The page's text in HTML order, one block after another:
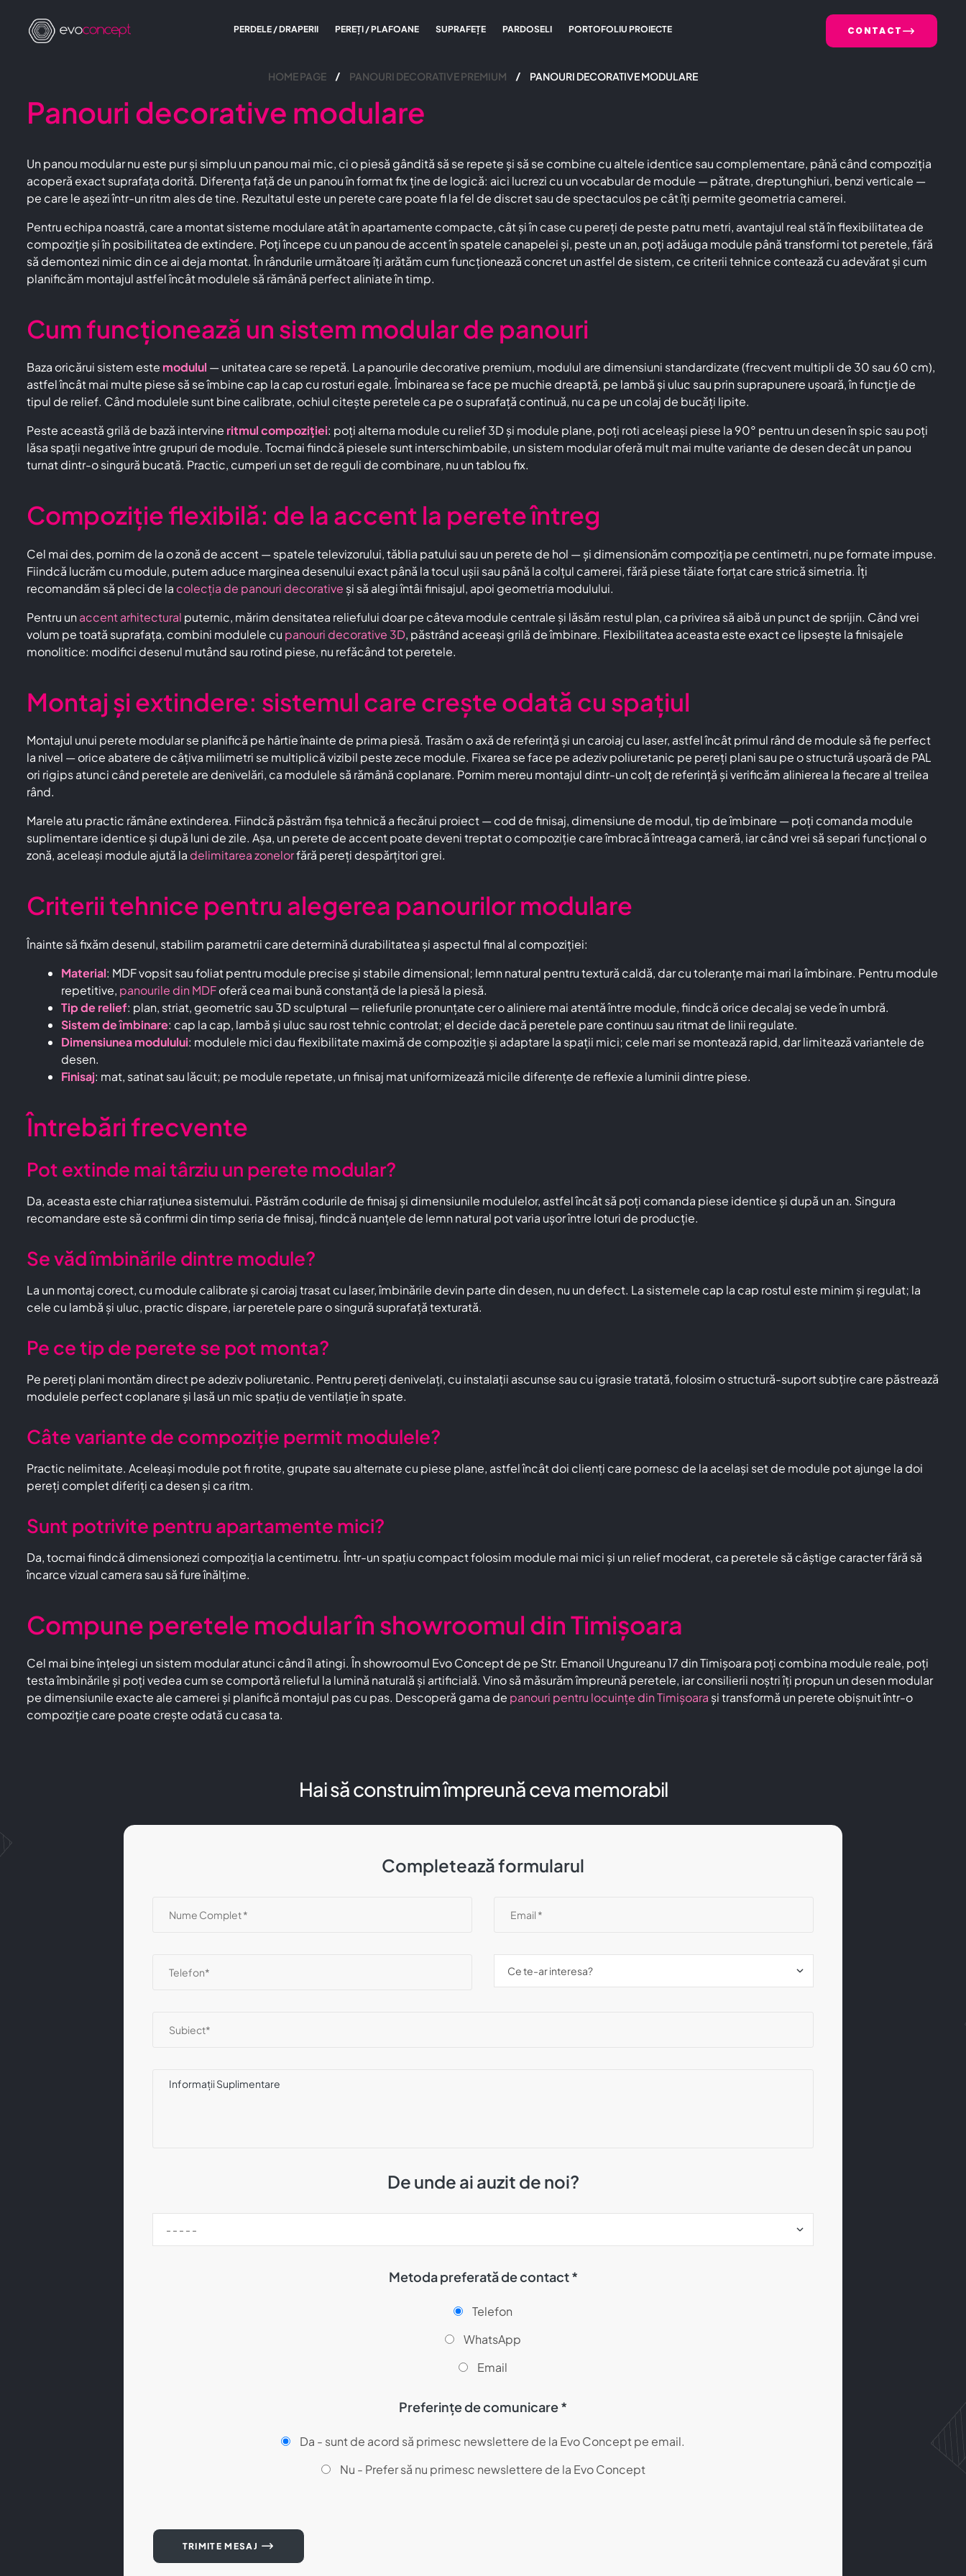
PERDELE / DRAPERII PEREȚI / PLAFOANE SUPRAFEȚE PARDOSELI PORTOFOLIU PROIECTE CONTACT
HOME PAGE PANOURI DECORATIVE PREMIUM PANOURI DECORATIVE MODULARE
Panouri decorative modulare
Un panou modular nu este pur și simplu un panou mai mic, ci o piesă gândită să se repete și să se combine cu altele identice sau complementare, până când compoziția
acoperă exact suprafața dorită. Diferența față de un panou în format fix ține de logică: aici lucrezi cu un vocabular de module — pătrate, dreptunghiuri, benzi verticale —
pe care le așezi într-un ritm ales de tine. Rezultatul este un perete care poate fi la fel de discret sau de spectaculos pe cât îți permite geometria camerei.
Pentru echipa noastră, care a montat sisteme modulare atât în apartamente compacte, cât și în case cu pereți de peste patru metri, avantajul real stă în flexibilitatea de
compoziție și în posibilitatea de extindere. Poți începe cu un panou de accent în spatele canapelei și, peste un an, poți adăuga module până transformi tot peretele, fără
să demontezi nimic din ce ai deja montat. În rândurile următoare îți arătăm cum funcționează concret un astfel de sistem, ce criterii tehnice contează cu adevărat și cum
planificăm montajul astfel încât modulele să rămână perfect aliniate în timp.
Cum funcționează un sistem modular de panouri
Baza oricărui sistem este modulul — unitatea care se repetă. La panourile decorative premium, modulul are dimensiuni standardizate (frecvent multipli de 30 sau 60 cm),
astfel încât mai multe piese să se îmbine cap la cap cu rosturi egale. Îmbinarea se face pe muchie dreaptă, pe lambă și uluc sau prin suprapunere ușoară, în funcție de
tipul de relief. Când modulele sunt bine calibrate, ochiul citește peretele ca pe o suprafață continuă, nu ca pe un colaj de bucăți lipite.
Peste această grilă de bază intervine ritmul compoziției: poți alterna module cu relief 3D și module plane, poți roti aceleași piese la 90° pentru un desen în spic sau poți
lăsa spații negative între grupuri de module. Tocmai fiindcă piesele sunt interschimbabile, un sistem modular oferă mult mai multe variante de desen decât un panou
turnat dintr-o singură bucată. Practic, cumperi un set de reguli de combinare, nu un tablou fix.
Compoziție flexibilă: de la accent la perete întreg
Cel mai des, pornim de la o zonă de accent — spatele televizorului, tăblia patului sau un perete de hol — și dimensionăm compoziția pe centimetri, nu pe formate impuse.
Fiindcă lucrăm cu module, putem aduce marginea desenului exact până la tocul ușii sau până la colțul camerei, fără piese tăiate forțat care strică simetria. Îți
recomandăm să pleci de la colecția de panouri decorative și să alegi întâi finisajul, apoi geometria modulului.
Pentru unaccent arhitectural puternic, mărim densitatea reliefului doar pe câteva module centrale și lăsăm restul plan, ca privirea să aibă un punct de sprijin. Când vrei
volum pe toată suprafața, combini modulele cu panouri decorative 3D, păstrând aceeași grilă de îmbinare. Flexibilitatea aceasta este exact ce lipsește la finisajele
monolitice: modifici desenul mutând sau rotind piese, nu refăcând tot peretele.
Montaj și extindere: sistemul care crește odată cu spațiul
Montajul unui perete modular se planifică pe hârtie înainte de prima piesă. Trasăm o axă de referință și un caroiaj cu laser, astfel încât primul rând de module să fie perfect
la nivel — orice abatere de câțiva milimetri se multiplică vizibil peste zece module. Fixarea se face pe adeziv poliuretanic pe pereți plani sau pe o structură ușoară de PAL
ori rigips atunci când peretele are denivelări, ca modulele să rămână coplanare. Pornim mereu montajul dintr-un colț de referință și verificăm alinierea la fiecare al treilea
rând.
Marele atu practic rămâne extinderea. Fiindcă păstrăm fișa tehnică a fiecărui proiect — cod de finisaj, dimensiune de modul, tip de îmbinare — poți comanda module
suplimentare identice și după luni de zile. Așa, un perete de accent poate deveni treptat o compoziție care îmbracă întreaga cameră, iar când vrei să separi funcțional o
zonă, aceleași module ajută la delimitarea zonelorfără pereți despărțitori grei.
Criterii tehnice pentru alegerea panourilor modulare
Înainte să fixăm desenul, stabilim parametrii care determină durabilitatea și aspectul final al compoziției:
Material: MDF vopsit sau foliat pentru module precise și stabile dimensional; lemn natural pentru textură caldă, dar cu toleranțe mai mari la îmbinare. Pentru module
repetitive, panourile din MDFoferă cea mai bună constanță de la piesă la piesă.
Tip de relief: plan, striat, geometric sau 3D sculptural — reliefurile pronunțate cer o aliniere mai atentă între module, fiindcă orice decalaj se vede în umbră.
Sistem de îmbinare: cap la cap, lambă și uluc sau rost tehnic controlat; el decide dacă peretele pare continuu sau ritmat de linii regulate.
Dimensiunea modulului: modulele mici dau flexibilitate maximă de compoziție și adaptare la spații mici; cele mari se montează rapid, dar limitează variantele de
desen.
Finisaj: mat, satinat sau lăcuit; pe module repetate, un finisaj mat uniformizează micile diferențe de reflexie a luminii dintre piese.
Întrebări frecvente
Pot extinde mai târziu un perete modular?
Da, aceasta este chiar rațiunea sistemului. Păstrăm codurile de finisaj și dimensiunile modulelor, astfel încât să poți comanda piese identice și după un an. Singura
recomandare este să confirmi din timp seria de finisaj, fiindcă nuanțele de lemn natural pot varia ușor între loturi de producție.
Se văd îmbinările dintre module?
La un montaj corect, cu module calibrate și caroiaj trasat cu laser, îmbinările devin parte din desen, nu un defect. La sistemele cap la cap rostul este minim și regulat; la
cele cu lambă și uluc, practic dispare, iar peretele pare o singură suprafață texturată.
Pe ce tip de perete se pot monta?
Pe pereți plani montăm direct pe adeziv poliuretanic. Pentru pereți denivelați, cu instalații ascunse sau cu igrasie tratată, folosim o structură-suport subțire care păstrează
modulele perfect coplanare și lasă un mic spațiu de ventilație în spate.
Câte variante de compoziție permit modulele?
Practic nelimitate. Aceleași module pot fi rotite, grupate sau alternate cu piese plane, astfel încât doi clienți care pornesc de la același set de module pot ajunge la doi
pereți complet diferiți ca desen și ca ritm.
Sunt potrivite pentru apartamente mici?
Da, tocmai fiindcă dimensionezi compoziția la centimetru. Într-un spațiu compact folosim module mai mici și un relief moderat, ca peretele să câștige caracter fără să
încarce vizual camera sau să fure înălțime.
Compune peretele modular în showroomul din Timișoara
Cel mai bine înțelegi un sistem modular atunci când îl atingi. În showroomul Evo Concept de pe Str. Emanoil Ungureanu 17 din Timișoara poți combina module reale, poți
testa îmbinările și poți vedea cum se comportă relieful la lumină naturală și artificială. Vino să măsurăm împreună peretele, iar consilierii noștri îți propun un desen modular
pe dimensiunile exacte ale camerei și planifică montajul pas cu pas. Descoperă gama de panouri pentru locuințe din Timișoara și transformă un perete obișnuit într-o
compoziție care poate crește odată cu casa ta.
Hai să construim împreună ceva memorabil
Completează formularul
De unde ai auzit de noi?
Metoda preferată de contact *
Telefon
WhatsApp
Email
Preferințe de comunicare *
Da - sunt de acord să primesc newslettere de la Evo Concept pe email.
Nu - Prefer să nu primesc newslettere de la Evo Concept
TRIMITE MESAJ